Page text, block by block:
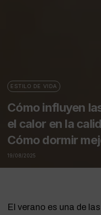
ESTILO DE VIDA
Cómo influyen
el calor en la
Cómo dormir
19/08/2025
El verano es una de